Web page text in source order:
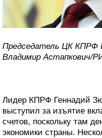
Председатель ЦК КПРФ
Владимир Астапкович/
Лидер КПРФ Геннадий
выступил за изъятие
счетов, поскольку там
экономики страны.